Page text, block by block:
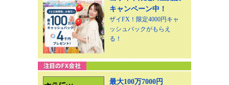
キャンペーン中！
ザイFX！限定4000円キャ
ッシュバックがもらえ
る！
最大100万7000円